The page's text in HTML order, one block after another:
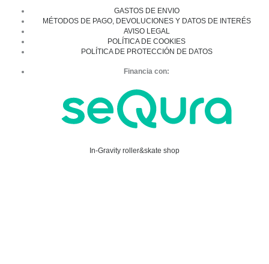
GASTOS DE ENVIO
MÉTODOS DE PAGO, DEVOLUCIONES Y DATOS DE INTERÉS
AVISO LEGAL
POLÍTICA DE COOKIES
POLÍTICA DE PROTECCIÓN DE DATOS
Financia con:
In-Gravity roller&skate shop